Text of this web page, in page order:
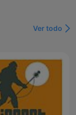
Ver todo